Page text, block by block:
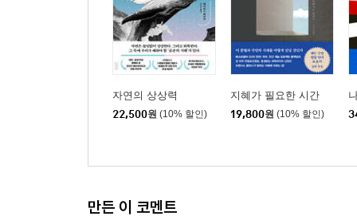
자연의 상상력
22,500원 (10% 할인)
지혜가 필요한 시간
19,800원 (10% 할인)
만든 이 코멘트